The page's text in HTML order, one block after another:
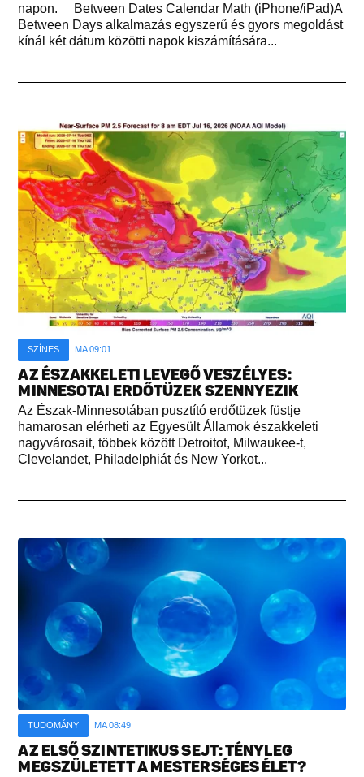
napon. Between Dates Calendar Math (iPhone/iPad)A
Between Days alkalmazás egyszerű és gyors megoldást
kínál két dátum közötti napok kiszámítására...
SZÍNES MA 09:01
AZ ÉSZAKKELETI LEVEGŐ VESZÉLYES:
MINNESOTAI ERDŐTÜZEK SZENNYEZIK
Az Észak-Minnesotában pusztító erdőtüzek füstje
hamarosan elérheti az Egyesült Államok északkeleti
nagyvárosait, többek között Detroitot, Milwaukee-t,
Clevelandet, Philadelphiát és New Yorkot...
TUDOMÁNY MA 08:49
AZ ELSŐ SZINTETIKUS SEJT: TÉNYLEG
MEGSZÜLETETT A MESTERSÉGES ÉLET?